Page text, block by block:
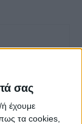
σας
ή έχουμε
τα cookies,
ΑΓΩΝ